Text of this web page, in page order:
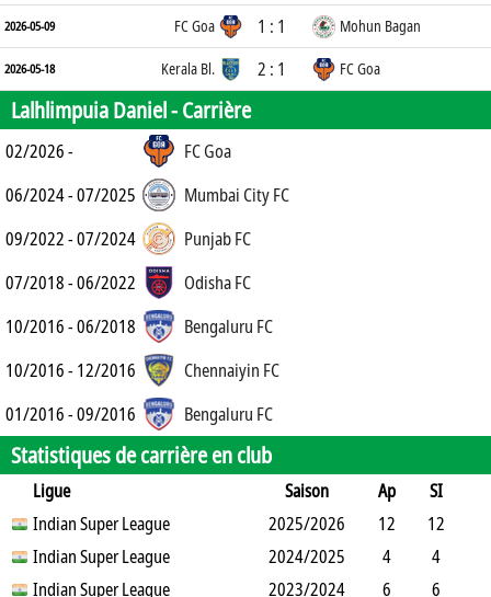
2026-05-09 FC Goa 1 : 1 Mohun Bagan
2026-05-18 Kerala Bl. 2 : 1 FC Goa
Lalhlimpuia Daniel -Carrière
02/2026 -
FC Goa
06/2024 - 07/2025
Mumbai City FC
09/2022 - 07/2024
Punjab FC
07/2018 - 06/2022
Odisha FC
10/2016 - 06/2018
Bengaluru FC
10/2016 - 12/2016
Chennaiyin FC
01/2016 - 09/2016
Bengaluru FC
Statistiques de carrière en club
Ligue Saison Ap
SI
SO
B B 2J CR Min
Indian Super League 2025/2026 12
12
0
12 0 0 0 155
Indian Super League 2024/2025 4
4
0
10 0 0 0
Indian Super League 2023/2024 6
6